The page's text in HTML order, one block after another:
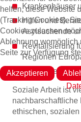
Krankenhäuser
Hilfen und
Asylsuchende
Revitalisierung
Regionen
sowie
Soziale Arbeit ist
nachbarschaftliche
ethischen,
helfen, diese Website
(Tracking Cookies).
Cookies zulassen
Ablehnung womöglich
Seite zur Verfügung
Akzeptieren